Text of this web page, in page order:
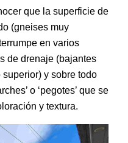
que la superficie de
(gneises muy
en varios
de drenaje (bajantes
y sobre todo
o ‘pegotes’ que se
y textura.